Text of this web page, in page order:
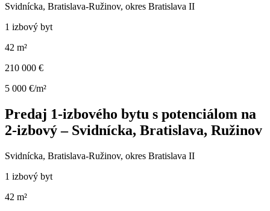
Svidnícka, Bratislava-Ružinov, okres Bratislava II
1 izbový byt
42 m²
210 000 €
5 000 €/m²
Predaj 1-izbového bytu s potenciálom na
2-izbový – Svidnícka, Bratislava, Ružinov
Svidnícka, Bratislava-Ružinov, okres Bratislava II
1 izbový byt
42 m²